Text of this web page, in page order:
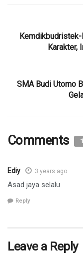
Karakter,
SMA Budi Utomo
Comments 1
Ediy 3 years ago
Asad jaya selalu
Reply
Leave a Reply